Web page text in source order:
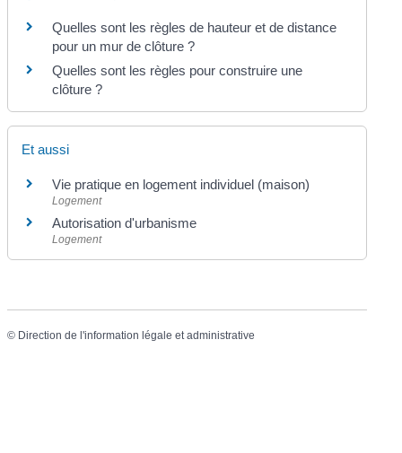
Quelles sont les règles de hauteur et de distance
pour un mur de clôture ?
Quelles sont les règles pour construire une
clôture ?
Et aussi
Vie pratique en logement individuel (maison)
Logement
Autorisation d'urbanisme
Logement
© Direction de l'information légale et administrative